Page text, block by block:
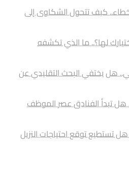
كيف تتحول الشكاوى إلى
لها؟.. ما الذي تكشفه
هل يختفي البحث التقليدي عن
هل تبدأ الفنادق عصر الموظف
تستطيع توقع احتياجات النزيل